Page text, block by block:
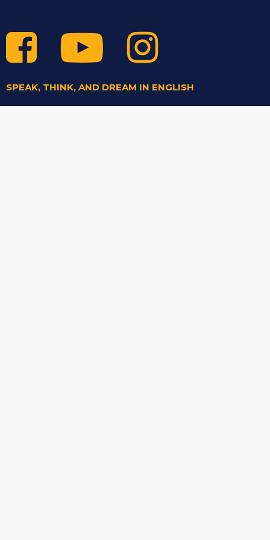
SPEAK, THINK, AND DREAM IN ENGLISH